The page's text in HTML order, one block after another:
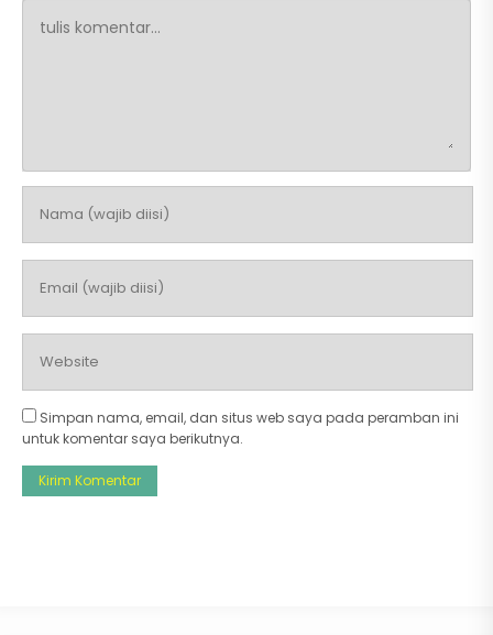
Simpan nama, email, dan situs web saya pada peramban ini
untuk komentar saya berikutnya.